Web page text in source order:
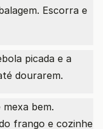
Escorra e
picada e a
dourarem.
bem.
frango e cozinhe